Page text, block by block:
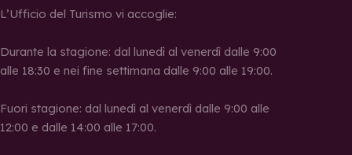
L’Ufficio del Turismo vi accoglie:
Durante la stagione: dal lunedì al venerdì dalle 9:00
alle 18:30 e nei fine settimana dalle 9:00 alle 19:00.
Fuori stagione: dal lunedì al venerdì dalle 9:00 alle
12:00 e dalle 14:00 alle 17:00.